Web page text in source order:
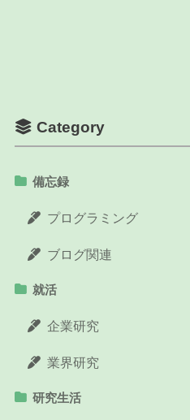
Category
備忘録
プログラミング
ブログ関連
就活
企業研究
業界研究
研究生活